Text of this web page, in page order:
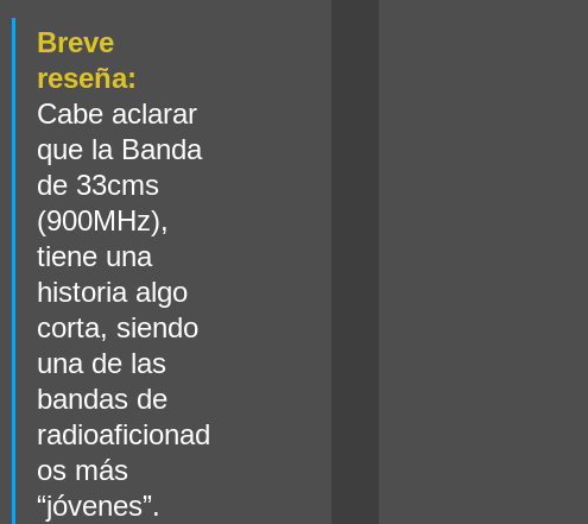
Breve
reseña:
Cabe aclarar
que la Banda
de 33cms
(900MHz),
tiene una
historia algo
corta, siendo
una de las
bandas de
radioaficionad
os más
“jóvenes”.